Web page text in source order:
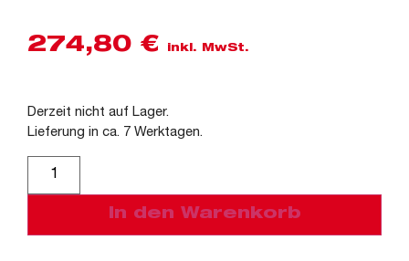
274,80 € inkl. MwSt.
Derzeit nicht auf Lager.
Lieferung in ca. 7 Werktagen.
In den Warenkorb